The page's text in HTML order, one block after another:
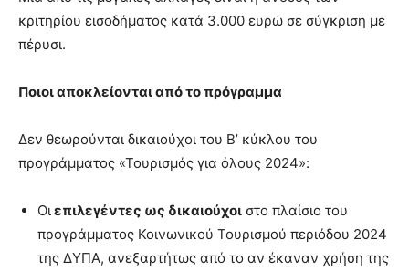
κριτηρίου εισοδήματος κατά 3.000 ευρώ σε σύγκριση με
πέρυσι.
Ποιοι αποκλείονται από το πρόγραμμα
Δεν θεωρούνται δικαιούχοι του Β’ κύκλου του
προγράμματος «Τουρισμός για όλους 2024»:
Οιεπιλεγέντες ως δικαιούχοι στο πλαίσιο του
προγράμματος Κοινωνικού Τουρισμού περιόδου 2024
της ΔΥΠΑ, ανεξαρτήτως από το αν έκαναν χρήση της